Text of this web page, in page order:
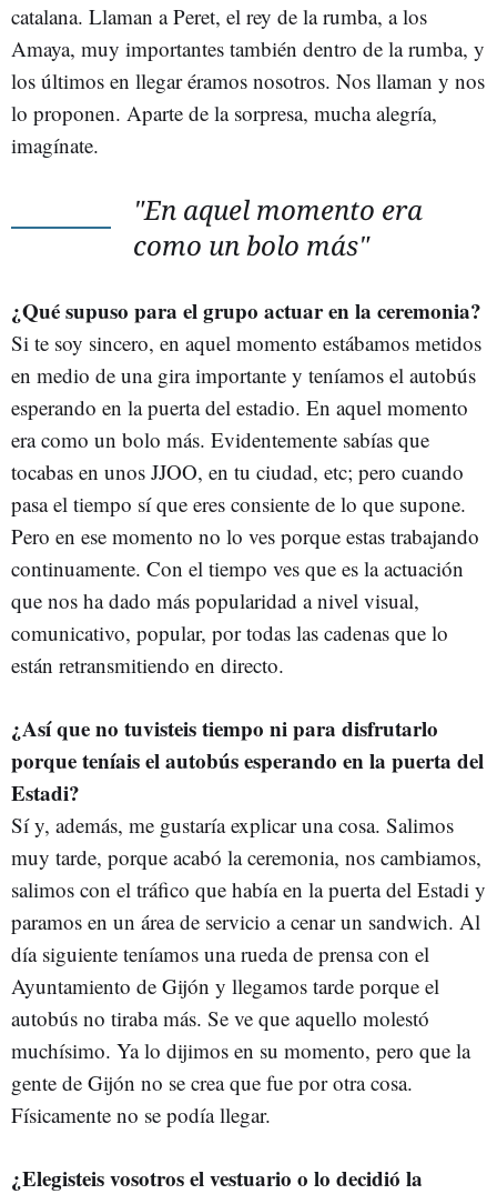
catalana. Llaman a Peret, el rey de la rumba, a los
Amaya, muy importantes también dentro de la rumba, y
los últimos en llegar éramos nosotros. Nos llaman y nos
lo proponen. Aparte de la sorpresa, mucha alegría,
imagínate.
"En aquel momento era
como un bolo más"
¿Qué supuso para el grupo actuar en la ceremonia?
Si te soy sincero, en aquel momento estábamos metidos
en medio de una gira importante y teníamos el autobús
esperando en la puerta del estadio. En aquel momento
era como un bolo más. Evidentemente sabías que
tocabas en unos JJOO, en tu ciudad, etc; pero cuando
pasa el tiempo sí que eres consiente de lo que supone.
Pero en ese momento no lo ves porque estas trabajando
continuamente. Con el tiempo ves que es la actuación
que nos ha dado más popularidad a nivel visual,
comunicativo, popular, por todas las cadenas que lo
están retransmitiendo en directo.
¿Así que no tuvisteis tiempo ni para disfrutarlo
porque teníais el autobús esperando en la puerta del
Estadi?
Sí y, además, me gustaría explicar una cosa. Salimos
muy tarde, porque acabó la ceremonia, nos cambiamos,
salimos con el tráfico que había en la puerta del Estadi y
paramos en un área de servicio a cenar un sandwich. Al
día siguiente teníamos una rueda de prensa con el
Ayuntamiento de Gijón y llegamos tarde porque el
autobús no tiraba más. Se ve que aquello molestó
muchísimo. Ya lo dijimos en su momento, pero que la
gente de Gijón no se crea que fue por otra cosa.
Físicamente no se podía llegar.
¿Elegisteis vosotros el vestuario o lo decidió la